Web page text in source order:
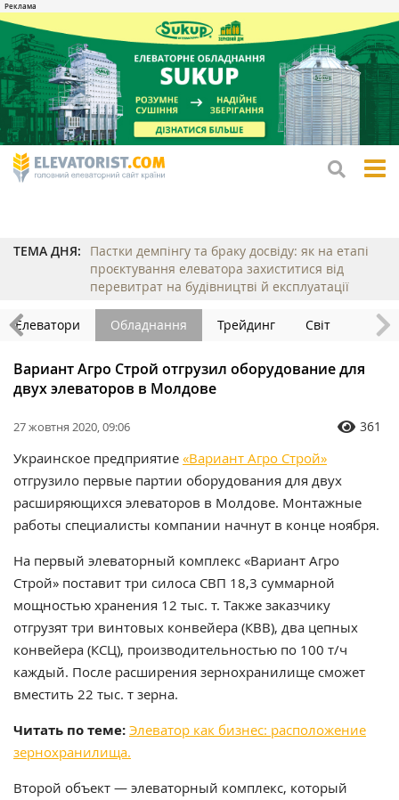
ТЕМА ДНЯ:
Пастки демпінгу та браку досвіду: як на етапі
проєктування елеватора захиститися від
перевитрат на будівництві й експлуатації
Елеватори Обладнання Трейдинг Світ
Вариант Агро Строй отгрузил оборудование для
двух элеваторов в Молдове
27 жовтня 2020, 09:06 361
Украинское предприятие «Вариант Агро Строй»
отгрузило первые партии оборудования для двух
расширяющихся элеваторов в Молдове. Монтажные
работы специалисты компании начнут в конце ноября.
На первый элеваторный комплекс «Вариант Агро
Строй» поставит три силоса СВП 18,3 суммарной
мощностью хранения 12 тыс. т. Также заказчику
отгрузят три винтовых конвейера (КВВ), два цепных
конвейера (КСЦ), производительностью по 100 т/ч
каждый. После расширения зернохранилище сможет
вместить 22 тыс. т зерна.
Читать по теме: Элеватор как бизнес: расположение
зернохранилища.
Второй объект — элеваторный комплекс, который